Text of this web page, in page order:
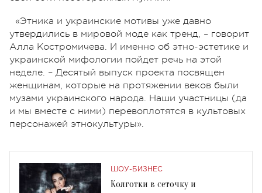
«Этника и украинские мотивы уже давно
утвердились в мировой моде как тренд, – говорит
Алла Костромичева. И именно об этно-эстетике и
украинской мифологии пойдет речь на этой
неделе. – Десятый выпуск проекта посвящен
женщинам, которые на протяжении веков были
музами украинского народа. Наши участницы (да
и мы вместе с ними) перевоплотятся в культовых
персонажей этнокультуры».
ШОУ-БИЗНЕС
Колготки в сеточку и